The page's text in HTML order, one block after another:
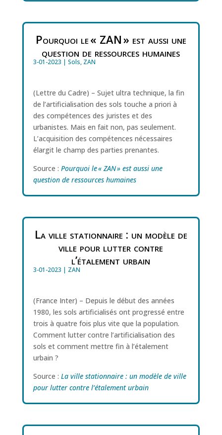
Pourquoi le « ZAN » est aussi une
question de ressources humaines
3-01-2023 | Sols, ZAN
(Lettre du Cadre) – Sujet ultra technique, la fin
de l’artificialisation des sols touche a priori à
des compétences des juristes et des
urbanistes. Mais en fait non, pas seulement.
L’acquisition des compétences nécessaires
élargit le champ des parties prenantes.
Source : Pourquoi le « ZAN » est aussi une
question de ressources humaines
La ville stationnaire : un modèle de
ville pour lutter contre
l’étalement urbain
3-01-2023 | ZAN
(France Inter) – Depuis le début des années
1980, les sols artificialisés ont progressé entre
trois à quatre fois plus vite que la population.
Comment lutter contre l’artificialisation des
sols et comment mettre fin à l’étalement
urbain ?
Source : La ville stationnaire : un modèle de ville
pour lutter contre l’étalement urbain